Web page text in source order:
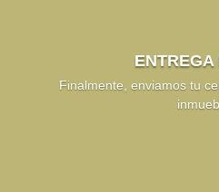
ENTREGA
Finalmente, enviamos tu